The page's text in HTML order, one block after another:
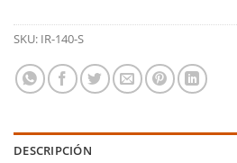
SKU: IR-140-S
DESCRIPCIÓN